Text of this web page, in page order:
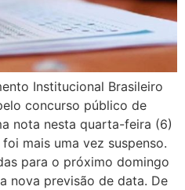
Institucional Brasileiro
concurso público de
nota nesta quarta-feira (6)
mais uma vez suspenso.
para o próximo domingo
nova previsão de data. De